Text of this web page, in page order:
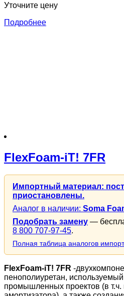
Уточните цену
Подробнее
FlexFoam-iT! 7FR
Импортный материал:
приостановлены.
Аналог в наличии: Soma
Подобрать замену —
8 800 707-97-45.
Полная таблица аналогов
FlexFoam-iT! 7FR -
пенополиуретан,
промышленных проектов (в т.ч.